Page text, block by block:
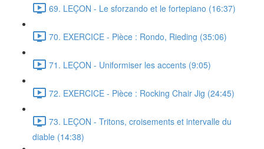
69. LEÇON - Le sforzando et le fortepiano (16:37)
70. EXERCICE - Pièce : Rondo, Rieding (35:06)
71. LEÇON - Uniformiser les accents (9:05)
72. EXERCICE - Pièce : Rocking Chair Jig (24:45)
73. LEÇON - Tritons, croisements et intervalle du
diable (14:38)